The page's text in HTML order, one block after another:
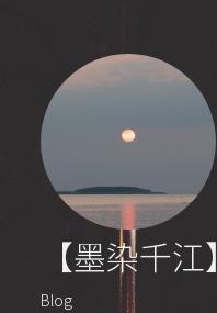
【墨染千江】
Blog